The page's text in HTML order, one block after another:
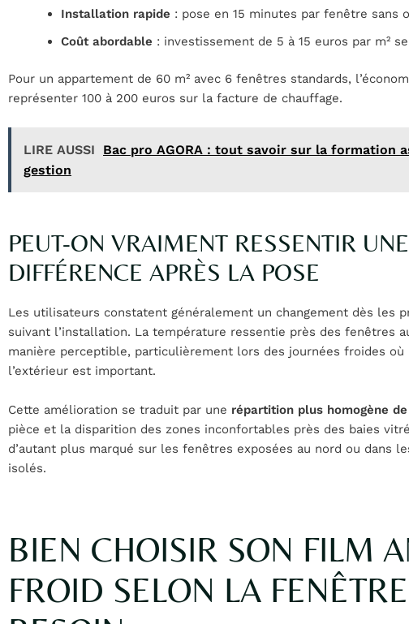
Installation rapide : pose en 15 minutes par fenêtre sans
Coût abordable : investissement de 5 à 15 euros par m²
Pour un appartement de 60 m² avec 6 fenêtres standards,
représenter 100 à 200 euros sur la facture de chauffage.
LIRE AUSSI
Bac pro AGORA : tout savoir sur la formation
gestion
PEUT-ON VRAIMENT RESSENTIR UNE
DIFFÉRENCE APRÈS LA POSE
Les utilisateurs constatent généralement un changement dès les
suivant l’installation. La température ressentie près des fenêtres
manière perceptible, particulièrement lors des journées froides où
l’extérieur est important.
Cette amélioration se traduit par une répartition plus homogène
pièce et la disparition des zones inconfortables près des baies
d’autant plus marqué sur les fenêtres exposées au nord ou dans
isolés.
BIEN CHOISIR SON FILM
FROID SELON LA